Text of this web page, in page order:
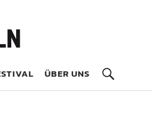
ÜBER UNS